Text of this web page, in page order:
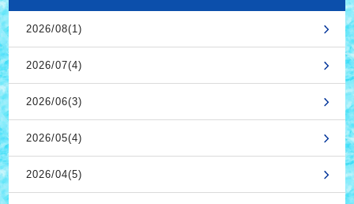
2026/08(1)
2026/07(4)
2026/06(3)
2026/05(4)
2026/04(5)